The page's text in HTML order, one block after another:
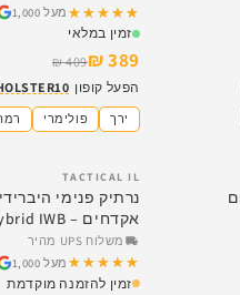
★★★★★
★★★★★ מעל 1,000
זמין במלאי
389 ₪
409 ₪
הפעל קופון
ירך פולימרי רמה
SALE
TACTICAL IL
נרתיק פנימי
מקסימלית והסלקה
משלוח UPS מהיר
★★★★★
★★★★★ מעל 1,000
זמין להזמנה מוקדמת